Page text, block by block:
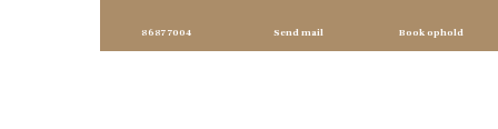
8687 7004 Send mail Book ophold